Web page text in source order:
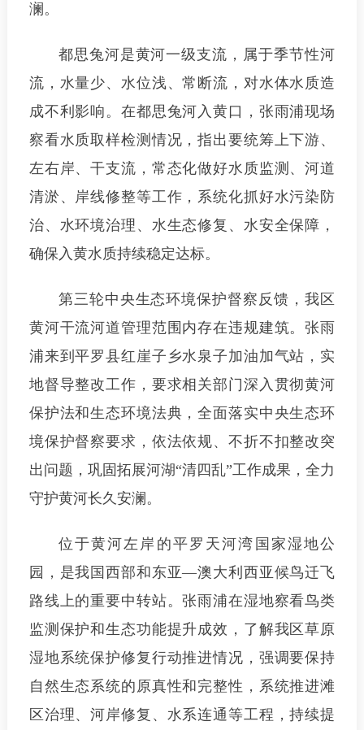
澜。
都思兔河是黄河一级支流，属于季节性河
流，水量少、水位浅、常断流，对水体水质造
成不利影响。在都思兔河入黄口，张雨浦现场
察看水质取样检测情况，指出要统筹上下游、
左右岸、干支流，常态化做好水质监测、河道
清淤、岸线修整等工作，系统化抓好水污染防
治、水环境治理、水生态修复、水安全保障，
确保入黄水质持续稳定达标。
第三轮中央生态环境保护督察反馈，我区
黄河干流河道管理范围内存在违规建筑。张雨
浦来到平罗县红崖子乡水泉子加油加气站，实
地督导整改工作，要求相关部门深入贯彻黄河
保护法和生态环境法典，全面落实中央生态环
境保护督察要求，依法依规、不折不扣整改突
出问题，巩固拓展河湖“清四乱”工作成果，全力
守护黄河长久安澜。
位于黄河左岸的平罗天河湾国家湿地公
园，是我国西部和东亚—澳大利西亚候鸟迁飞
路线上的重要中转站。张雨浦在湿地察看鸟类
监测保护和生态功能提升成效，了解我区草原
湿地系统保护修复行动推进情况，强调要保持
自然生态系统的原真性和完整性，系统推进滩
区治理、河岸修复、水系连通等工程，持续提